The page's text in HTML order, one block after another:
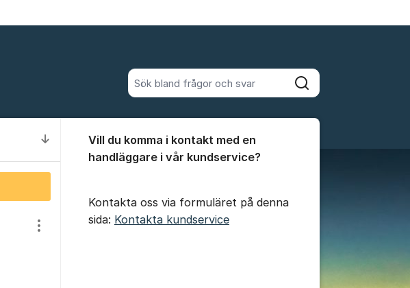
Sök bland alla inlägg
Sök
Till senaste kommentaren
Visa/dölj inställningar för inlägg/kommentar
Vill du komma i kontakt med en
handläggare i vår kundservice?
Kontakta oss via formuläret på denna
sida: Kontakta kundservice